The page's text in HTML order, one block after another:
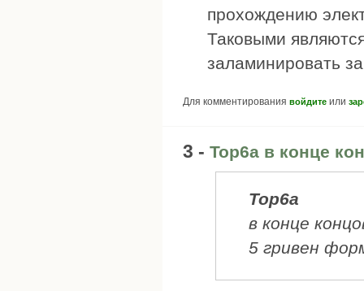
прохождению
Таковыми
заламинировать
Для комментирования войдите или
3 - Top6a в конце
Top6a
в конце
5 гривен